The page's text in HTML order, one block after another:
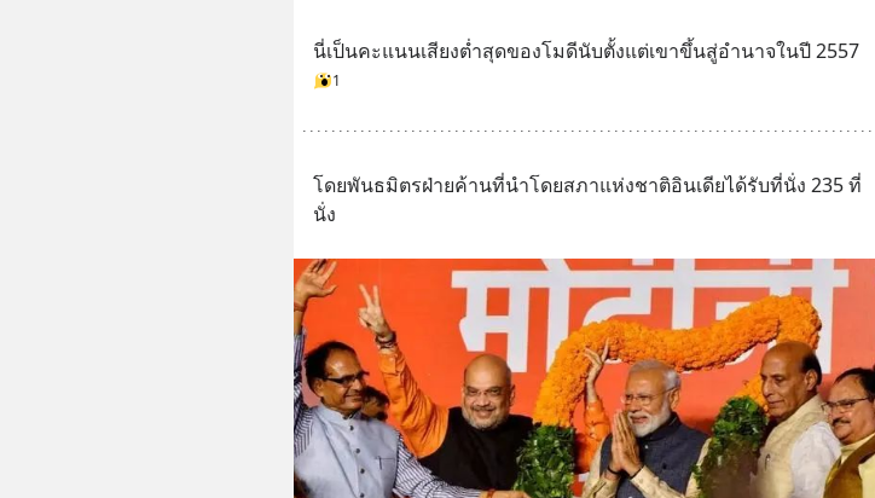
นี่เป็นคะแนนเสียงต่ำสุดของโมดีนับตั้งแต่เขาขึ้นสู่อำนาจในปี 2557
1
โดยพันธมิตรฝ่ายค้านที่นำโดยสภาแห่งชาติอินเดียได้รับที่นั่ง 235 ที่
นั่ง